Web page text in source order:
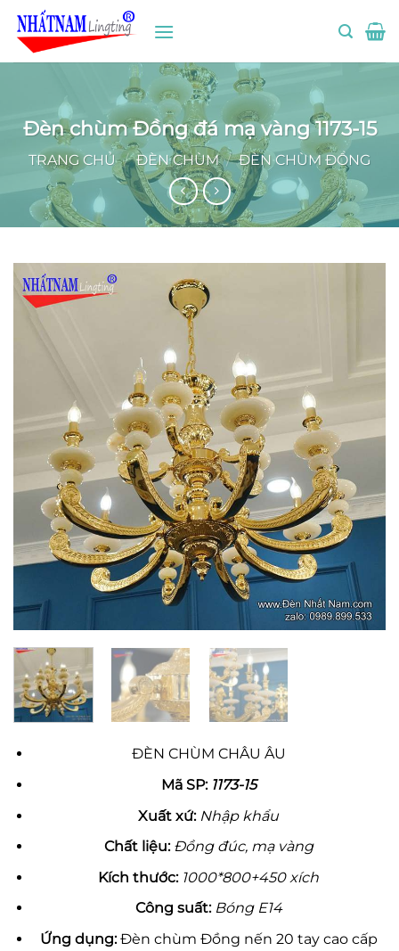
qua
Đèn chùm Đồng đá mạ vàng 1173-15
TRANG CHỦ / ĐÈN CHÙM / ĐÈN CHÙM ĐỒNG
ĐÈN CHÙM CHÂU ÂU
Mã SP:1173-15
Xuất xứ: Nhập khẩu
Chất liệu: Đồng đúc, mạ vàng
Kích thước:1000*800+450 xích
Công suất: Bóng E14
Ứng dụng:Đèn chùm Đồng nến 20 tay cao cấp